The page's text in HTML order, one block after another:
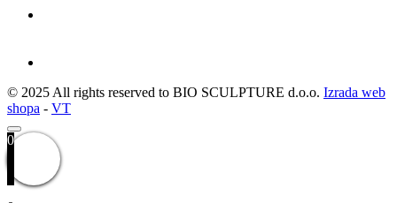
© 2025 All rights reserved to BIO SCULPTURE d.o.o. Izrada web
shopa - VT
0